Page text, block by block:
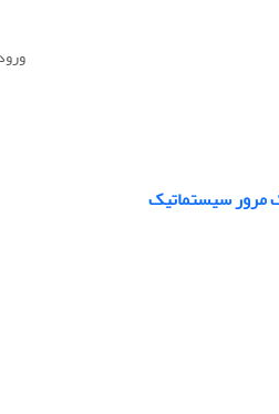
مرور سیستماتیک